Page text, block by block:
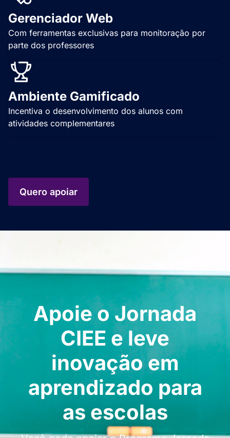
Gerenciador Web
Com ferramentas exclusivas para monitoração por
parte dos professores
Ambiente Gamificado
Incentiva o desenvolvimento dos alunos com
atividades complementares
Quero apoiar
Apoie o Jornada
CIEE e leve
inovação em
aprendizado para
as escolas